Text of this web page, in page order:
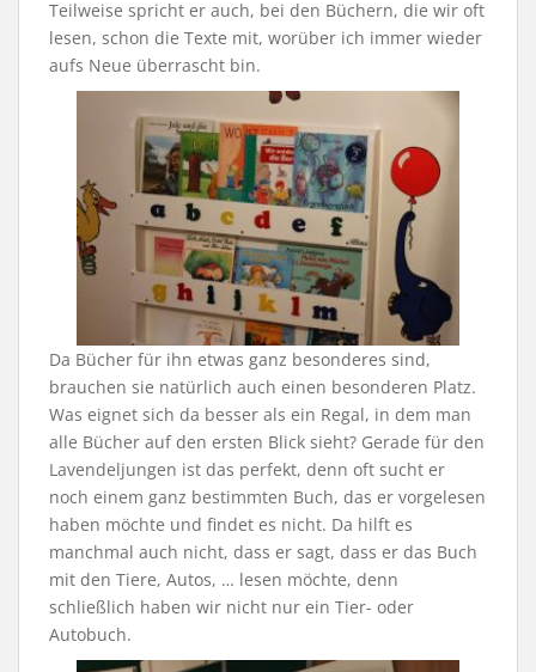
Teilweise spricht er auch, bei den Büchern, die wir oft
lesen, schon die Texte mit, worüber ich immer wieder
aufs Neue überrascht bin.
Da Bücher für ihn etwas ganz besonderes sind,
brauchen sie natürlich auch einen besonderen Platz.
Was eignet sich da besser als ein Regal, in dem man
alle Bücher auf den ersten Blick sieht? Gerade für den
Lavendeljungen ist das perfekt, denn oft sucht er
noch einem ganz bestimmten Buch, das er vorgelesen
haben möchte und findet es nicht. Da hilft es
manchmal auch nicht, dass er sagt, dass er das Buch
mit den Tiere, Autos, … lesen möchte, denn
schließlich haben wir nicht nur ein Tier- oder
Autobuch.